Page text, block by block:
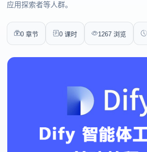
应用探索者等人群。
0 章节 0 课时 1267 浏览